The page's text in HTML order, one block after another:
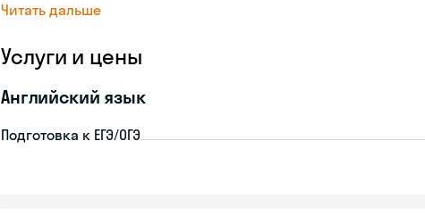
Читать дальше
Услуги и цены
Английский язык
Подготовка к ЕГЭ/ОГЭ